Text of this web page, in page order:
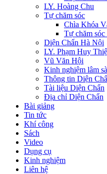
LY. Hoàng Chu
Tự chăm sóc
Chìa Khóa
Tự chăm sóc
Diện Chẩn Hà Nội
LY. Phạm Huy
Vũ Văn Hội
Kinh nghiệm lâm
Thông tin Diện
Tài liệu Diện Chẩn
Địa chỉ Diện Chẩn
Bài giảng
Tin tức
Khí công
Sách
Video
Dụng cụ
Kinh nghiệm
Liên hệ